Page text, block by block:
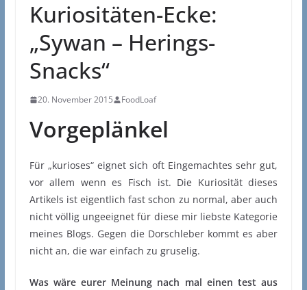
Kuriositäten-Ecke:
„Sywan – Herings-
Snacks“
20. November 2015 FoodLoaf
Vorgeplänkel
Für „kurioses“ eignet sich oft Eingemachtes sehr gut,
vor allem wenn es Fisch ist. Die Kuriosität dieses
Artikels ist eigentlich fast schon zu normal, aber auch
nicht völlig ungeeignet für diese mir liebste Kategorie
meines Blogs. Gegen die Dorschleber kommt es aber
nicht an, die war einfach zu gruselig.
Was wäre eurer Meinung nach mal einen test aus